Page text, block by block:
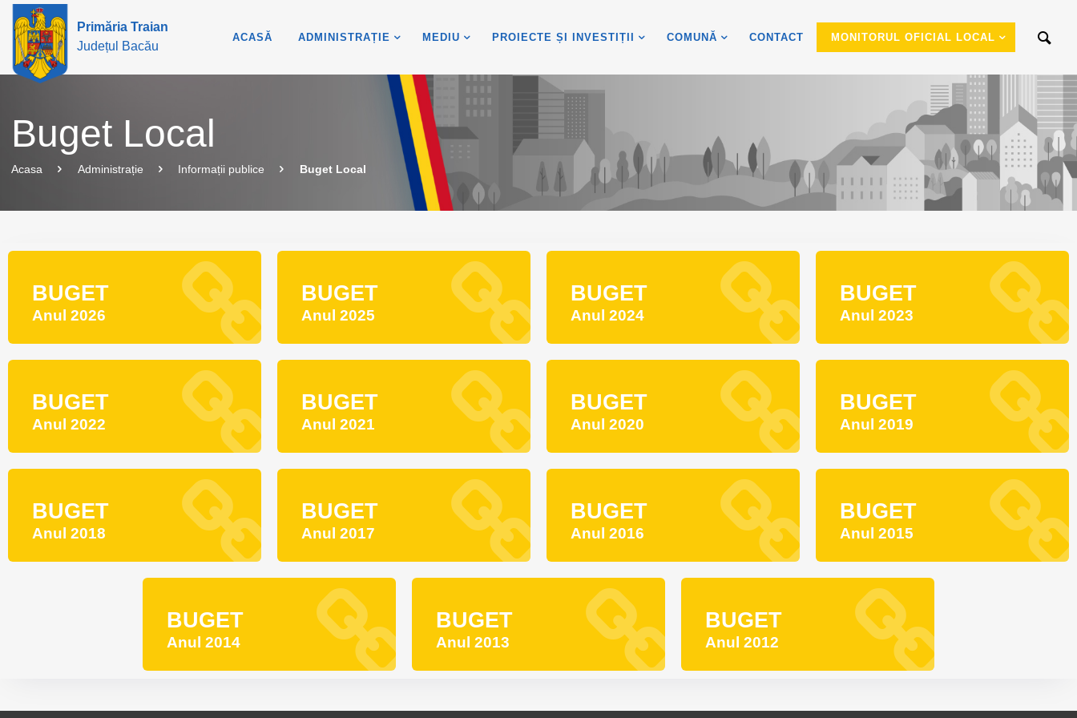
Primăria Traian
Județul Bacău
ACASĂ ADMINISTRAȚIE MEDIU PROIECTE ȘI INVESTIȚII COMUNĂ CONTACT MONITORUL OFICIAL LOCAL
Buget Local
Acasa Administrație Informații publice Buget Local
BUGET
Anul 2026
BUGET
Anul 2025
BUGET
Anul 2024
BUGET
Anul 2023
BUGET
Anul 2022
BUGET
Anul 2021
BUGET
Anul 2020
BUGET
Anul 2019
BUGET
Anul 2018
BUGET
Anul 2017
BUGET
Anul 2016
BUGET
Anul 2015
BUGET
Anul 2014
BUGET
Anul 2013
BUGET
Anul 2012